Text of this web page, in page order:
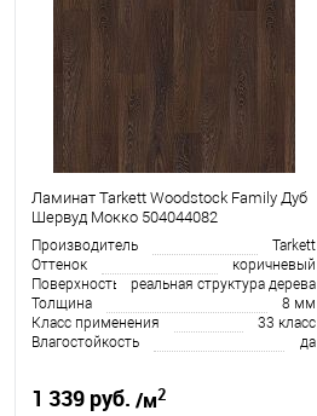
Ламинат Tarkett Woodstock Family Дуб
Шервуд Мокко 504044082
Производитель
Tarkett
Оттенок
коричневый
Поверхность
реальная структура дерева
Толщина
8 мм
Класс применения
33 класс
Влагостойкость
да
1 339 руб. /м2